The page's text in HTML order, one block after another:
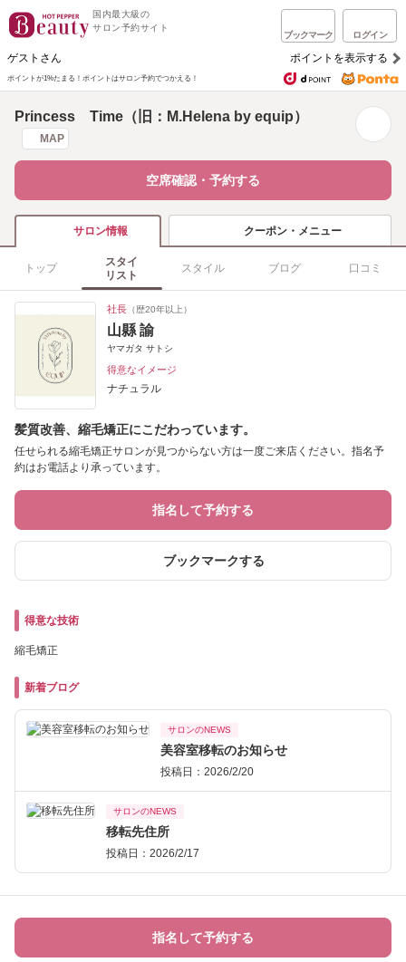
国内最大級の
サロン予約サイト
ブックマーク ログイン
ゲストさん ポイントを表示する
ポイントが1%たまる！ ポイントはサロン予約でつかえる！
Princess Time（旧：M.Helena by equip）
MAP
空席確認・予約する
サロン情報 クーポン・メニュー
トップ
スタイ
リスト
スタイル ブログ 口コミ
社長 （歴20年以上）
山縣 諭
ヤマガタ サトシ
得意なイメージ
ナチュラル
髪質改善、縮毛矯正にこだわっています。
任せられる縮毛矯正サロンが見つからない方は一度ご来店ください。指名予
約はお電話より承っています。
指名して予約する
ブックマークする
得意な技術
縮毛矯正
新着ブログ
サロンのNEWS
美容室移転のお知らせ
投稿日：2026/2/20
サロンのNEWS
移転先住所
投稿日：2026/2/17
指名して予約する